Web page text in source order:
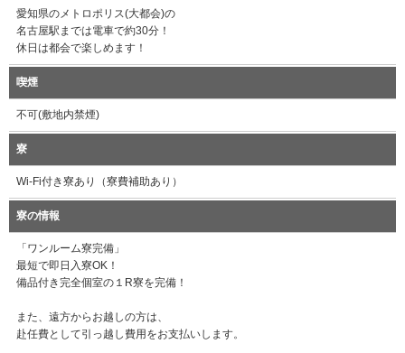
愛知県のメトロポリス(大都会)の
名古屋駅までは電車で約30分！
休日は都会で楽しめます！
喫煙
不可(敷地内禁煙)
寮
Wi-Fi付き寮あり（寮費補助あり）
寮の情報
「ワンルーム寮完備」
最短で即日入寮OK！
備品付き完全個室の１R寮を完備！
また、遠方からお越しの方は、
赴任費として引っ越し費用をお支払いします。